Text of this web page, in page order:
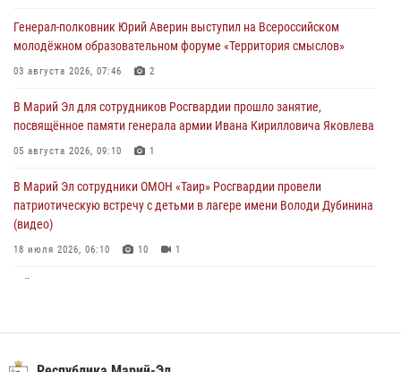
В детском оздоровительном лагере «Лесная сказка» Республики
Марий Эл прошла акция «Каникулы с Росгвардией»
Сотрудники Центра лицензионно-разрешительной работы
Управления Росгвардии по Республике Марий Эл приняли участие в
04 августа 2026, 06:46
Генерал-полковник Юрий Аверин выступил на Всероссийском
молодёжном образовательном форуме «Территория смыслов»
03 августа 2026, 07:46 2
В Марий Эл для сотрудников Росгвардии прошло занятие,
посвящённое памяти генерала армии Ивана Кирилловича Яковлева
05 августа 2026, 09:10 1
В Марий Эл сотрудники ОМОН «Таир» Росгвардии провели
патриотическую встречу с детьми в лагере имени Володи Дубинина
(видео)
18 июля 2026, 06:10 10 1
В Марий Эл сотрудники Росгвардии присоединились к масштабной